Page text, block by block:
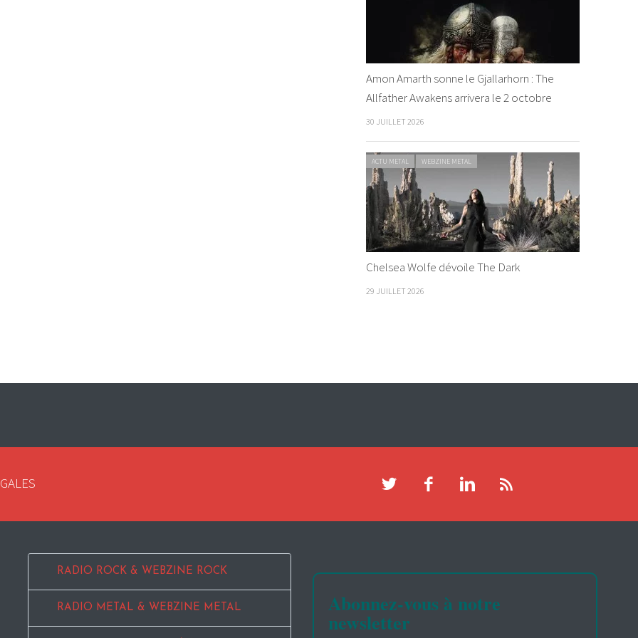
Amon Amarth sonne le Gjallarhorn : The
Allfather Awakens arrivera le 2 octobre
30 JUILLET 2026
ACTU METAL WEBZINE METAL
Chelsea Wolfe dévoile The Dark
29 JUILLET 2026
RADIO ROCK & WEBZINE ROCK
RADIO METAL & WEBZINE METAL Abonnez-vous à notre
newsletter